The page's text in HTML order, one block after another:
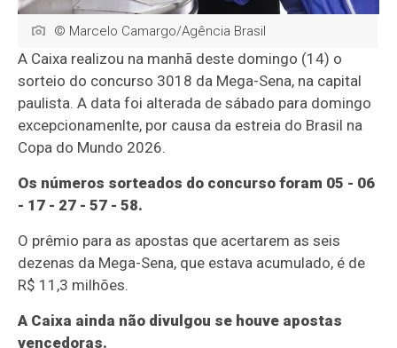
© Marcelo Camargo/Agência Brasil
A Caixa realizou na manhã deste domingo (14) o
sorteio do concurso 3018 da Mega-Sena, na capital
paulista. A data foi alterada de sábado para domingo
excepcionamenlte, por causa da estreia do Brasil na
Copa do Mundo 2026.
Os números sorteados do concurso foram 05 - 06
- 17 - 27 - 57 - 58.
O prêmio para as apostas que acertarem as seis
dezenas da Mega-Sena, que estava acumulado, é de
R$ 11,3 milhões.
A Caixa ainda não divulgou se houve apostas
vencedoras.